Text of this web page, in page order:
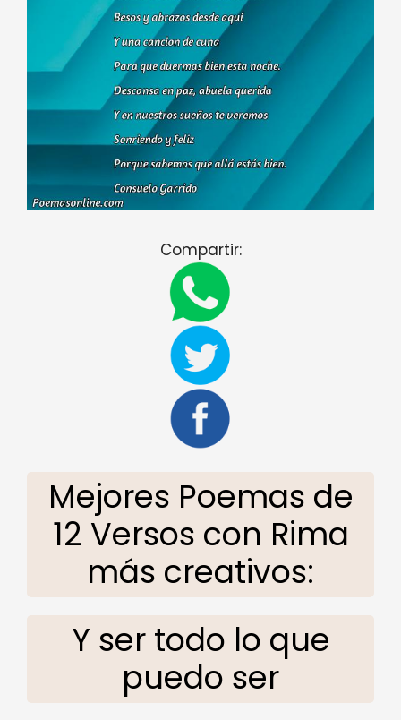
Compartir:
Mejores Poemas de
12 Versos con Rima
más creativos:
Y ser todo lo que
puedo ser